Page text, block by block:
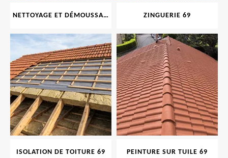
NETTOYAGE ET DÉMOUSSAGE DE TOITURE ET FAÇADE 69 ZINGUERIE 69
ISOLATION DE TOITURE 69 PEINTURE SUR TUILE 69